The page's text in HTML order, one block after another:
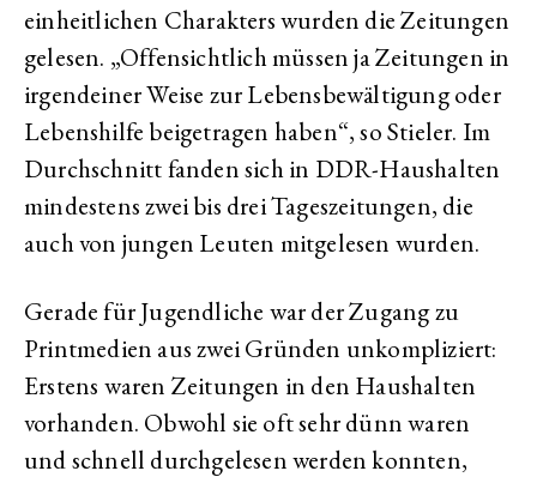
einheitlichen Charakters wurden die Zeitungen
gelesen. „Offensichtlich müssen ja Zeitungen in
irgendeiner Weise zur Lebensbewältigung oder
Lebenshilfe beigetragen haben“, so Stieler. Im
Durchschnitt fanden sich in DDR-Haushalten
mindestens zwei bis drei Tageszeitungen, die
auch von jungen Leuten mitgelesen wurden.
Gerade für Jugendliche war der Zugang zu
Printmedien aus zwei Gründen unkompliziert:
Erstens waren Zeitungen in den Haushalten
vorhanden. Obwohl sie oft sehr dünn waren
und schnell durchgelesen werden konnten,